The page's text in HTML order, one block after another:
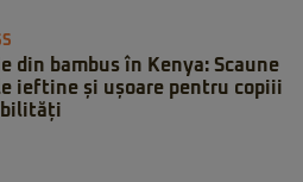
din bambus în Kenya: Scaune
ieftine și ușoare pentru copiii